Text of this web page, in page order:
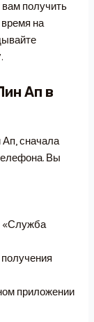
получить
на
Ап в
сначала
Вы
«Служба
приложении